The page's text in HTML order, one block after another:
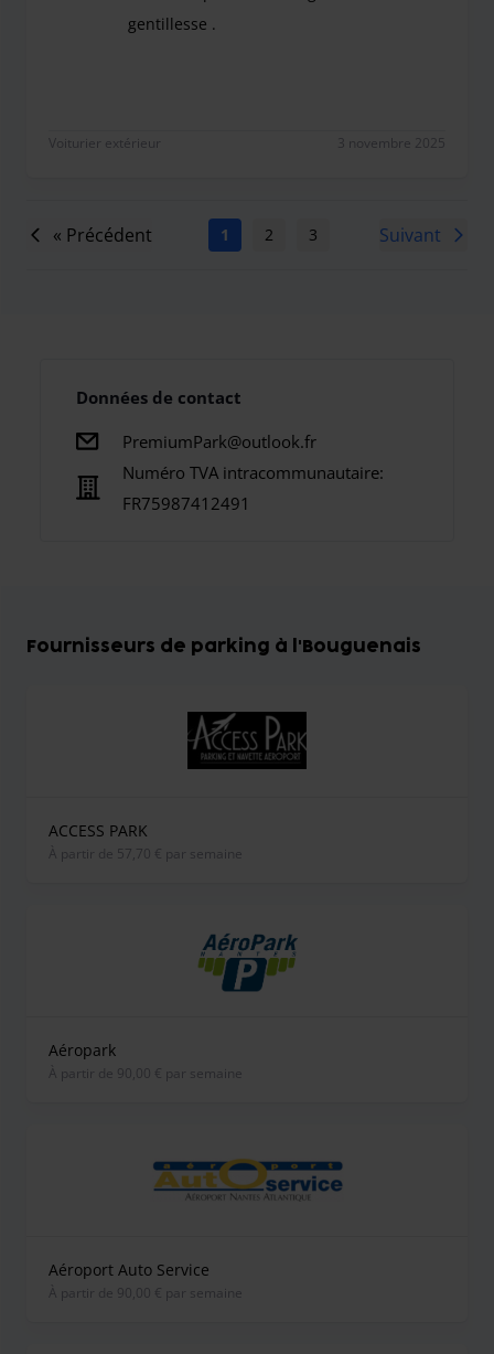
gentillesse .
Voiturier extérieur 3 novembre 2025
« Précédent 1 2 3 5
Suivant
Données de contact
PremiumPark@outlook.fr
Numéro TVA intracommunautaire:
FR75987412491
Fournisseurs de parking à l'Bouguenais
ACCESS PARK
À partir de 57,70 € par semaine
Aéropark
À partir de 90,00 € par semaine
Aéroport Auto Service
À partir de 90,00 € par semaine